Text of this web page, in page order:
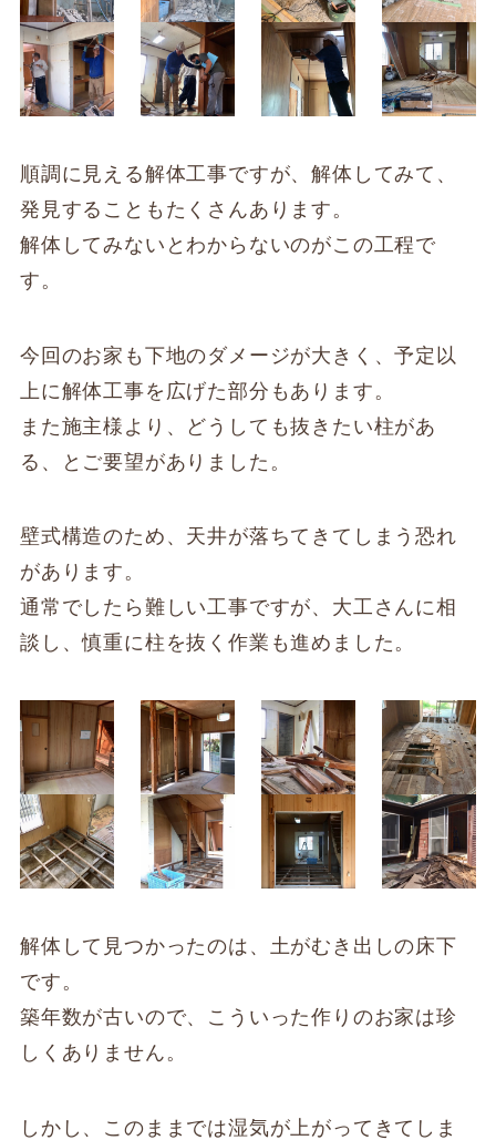
順調に見える解体工事ですが、解体してみて、
発見することもたくさんあります。
解体してみないとわからないのがこの工程で
す。
今回のお家も下地のダメージが大きく、予定以
上に解体工事を広げた部分もあります。
また施主様より、どうしても抜きたい柱があ
る、とご要望がありました。
壁式構造のため、天井が落ちてきてしまう恐れ
があります。
通常でしたら難しい工事ですが、大工さんに相
談し、慎重に柱を抜く作業も進めました。
解体して見つかったのは、土がむき出しの床下
です。
築年数が古いので、こういった作りのお家は珍
しくありません。
しかし、このままでは湿気が上がってきてしま